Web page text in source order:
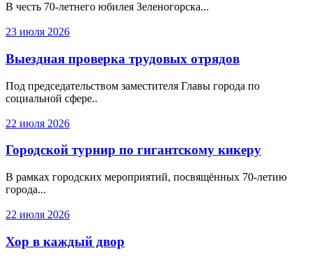
В честь 70-летнего юбилея Зеленогорска...
23 июля 2026
Выездная проверка трудовых отрядов
Под председательством заместителя Главы города по
социальной сфере..
22 июля 2026
Городской турнир по гигантскому кикеру
В рамках городских мероприятий, посвящённых 70-летию
города...
22 июля 2026
Хор в каждый двор